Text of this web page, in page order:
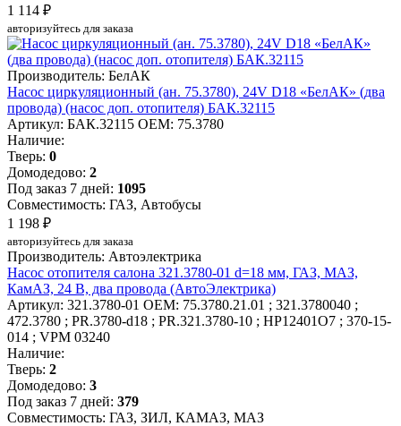
1 114 ₽
авторизуйтесь для заказа
Производитель: БелАК
Насос циркуляционный (ан. 75.3780), 24V D18 «БелАК» (два
провода) (насос доп. отопителя) БАК.32115
Артикул: БАК.32115 OEM: 75.3780
Наличие:
Тверь: 0
Домодедово: 2
Под заказ 7 дней: 1095
Совместимость: ГАЗ, Автобусы
1 198 ₽
авторизуйтесь для заказа
Производитель: Автоэлектрика
Насос отопителя салона 321.3780-01 d=18 мм, ГАЗ, МАЗ,
КамАЗ, 24 В, два провода (АвтоЭлектрика)
Артикул: 321.3780-01 OEM: 75.3780.21.01 ; 321.3780040 ;
472.3780 ; PR.3780-d18 ; PR.321.3780-10 ; HP12401O7 ; 370-15-
014 ; VPM 03240
Наличие:
Тверь: 2
Домодедово: 3
Под заказ 7 дней: 379
Совместимость: ГАЗ, ЗИЛ, КАМАЗ, МАЗ